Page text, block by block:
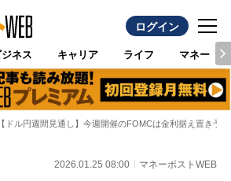
ログイン
ジネス キャリア ライフ マネー
【ドル円週間見通し】今週開催のFOMCは金利据え置き予想
2026.01.25 08:00 マネーポストWEB